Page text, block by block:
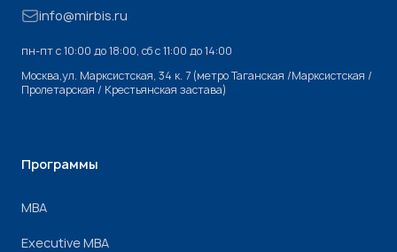
info@mirbis.ru
пн-пт с 10:00 до 18:00, cб с 11:00 до 14:00
Москва,ул. Марксистская, 34 к. 7 (метро Таганская /Марксистская /
Пролетарская / Крестьянская застава)
Программы
МВА
Executive MBA